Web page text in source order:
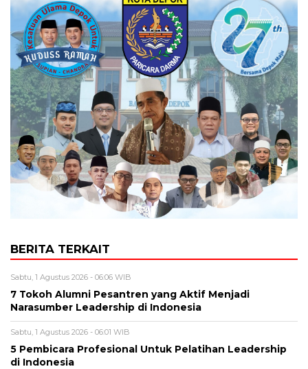
BERITA TERKAIT
Sabtu, 1 Agustus 2026 - 06:06 WIB
7 Tokoh Alumni Pesantren yang Aktif Menjadi
Narasumber Leadership di Indonesia
Sabtu, 1 Agustus 2026 - 06:01 WIB
5 Pembicara Profesional Untuk Pelatihan Leadership
di Indonesia